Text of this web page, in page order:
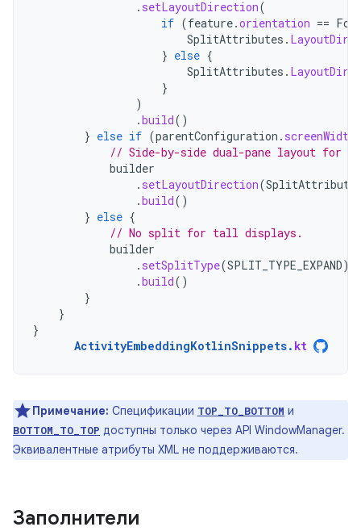
. setLayoutDirection(
if (feature.orientation ==
SplitAttributes .
} else {
SplitAttributes .
}
)
.build()
} else if (parentConfiguration .
// Side-by-side dual-pane layout for
builder
. setLayoutDirection(
.build()
} else {
// No split for tall displays.
builder
. setSplitType(SPLIT_TYPE_EXPAND)
.build()
}
}
}
ActivityEmbeddingKotlinSnippets. kt
Примечание: Спецификации TOP_TO_BOTTOM и
BOTTOM_TO_TOP доступны только через API WindowManager.
Эквивалентные атрибуты XML не поддерживаются.
Заполнители